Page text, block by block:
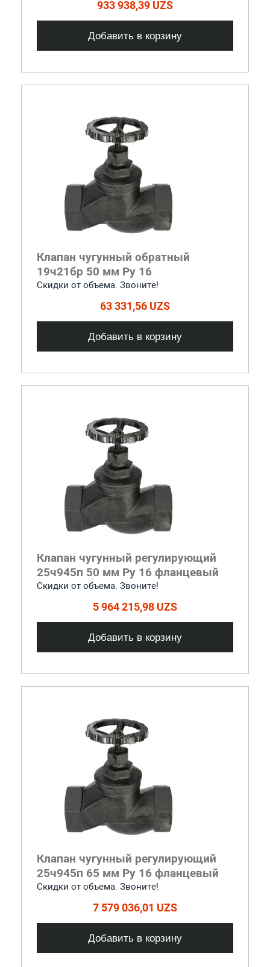
933 938,39 UZS
Добавить в корзину
Клапан чугунный обратный
19ч21бр 50 мм Ру 16
Скидки от объема. Звоните!
63 331,56 UZS
Добавить в корзину
Клапан чугунный регулирующий
25ч945п 50 мм Ру 16 фланцевый
Скидки от объема. Звоните!
5 964 215,98 UZS
Добавить в корзину
Клапан чугунный регулирующий
25ч945п 65 мм Ру 16 фланцевый
Скидки от объема. Звоните!
7 579 036,01 UZS
Добавить в корзину